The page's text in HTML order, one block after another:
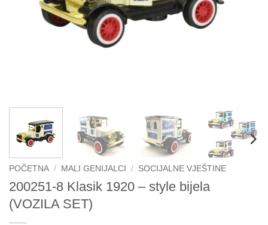
POČETNA / MALI GENIJALCI / SOCIJALNE VJEŠTINE
200251-8 Klasik 1920 – style bijela
(VOZILA SET)